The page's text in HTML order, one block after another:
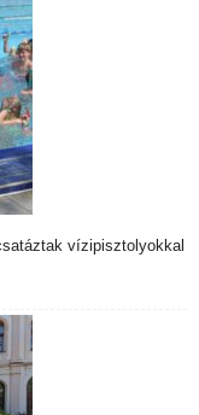
vízipisztolyokkal